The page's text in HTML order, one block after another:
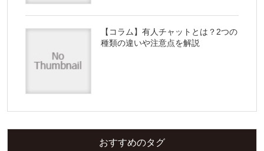
【コラム】有人チャットとは？2つの
種類の違いや注意点を解説
おすすめのタグ